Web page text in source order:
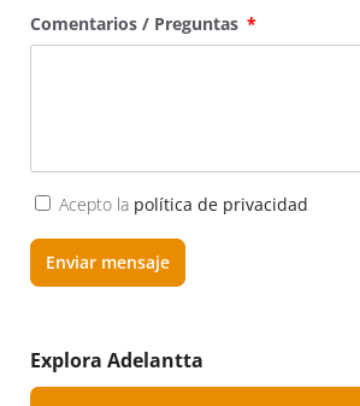
Comentarios / Preguntas
Acepto la política de privacidad
Enviar mensaje
Explora Adelantta